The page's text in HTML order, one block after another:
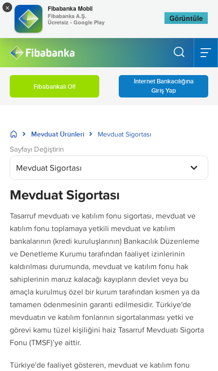
Fibabankalı Ol!
İnternet Bankacılığına
Giriş Yap
Mevduat Ürünleri Mevduat Sigortası
Sayfayı Değiştirin
Mevduat Sigortası
Mevduat Sigortası
Tasarruf mevduatı ve katılım fonu sigortası, mevduat ve
katılım fonu toplamaya yetkili mevduat ve katılım
bankalarının (kredi kuruluşlarının) Bankacılık Düzenleme
ve Denetleme Kurumu tarafından faaliyet izinlerinin
kaldırılması durumunda, mevduat ve katılım fonu hak
sahiplerinin maruz kalacağı kayıpların devlet veya bu
amaçla kurulmuş özel bir kurum tarafından kısmen ya da
tamamen ödenmesinin garanti edilmesidir. Türkiye'de
mevduatın ve katılım fonlarının sigortalanması yetki ve
görevi kamu tüzel kişiliğini haiz Tasarruf Mevduatı Sigorta
Fonu (TMSF)’ye aittir.
Türkiye'de faaliyet gösteren, mevduat ve katılım fonu
× Fibabanka Mobil
Fibabanka A.Ş.
Ücretsiz - Google Play
Görüntüle